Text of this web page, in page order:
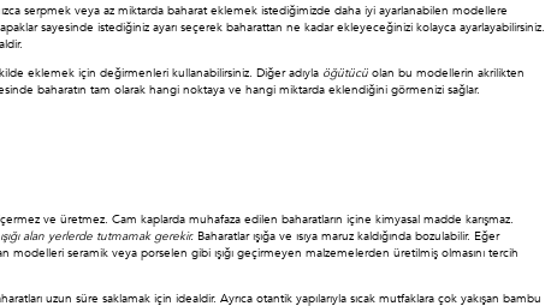
serpmek veya az miktarda baharat eklemek istediğimizde daha iyi ayarlanabilen modellere
sayesinde istediğiniz ayarı seçerek baharattan ne kadar ekleyeceğinizi kolayca ayarlayabilirsiniz.
eklemek için değirmenleri kullanabilirsiniz. Diğer adıyla öğütücü olan bu modellerin akrilikten
baharatın tam olarak hangi noktaya ve hangi miktarda eklendiğini görmenizi sağlar.
ve üretmez. Cam kaplarda muhafaza edilen baharatların içine kimyasal madde karışmaz.
alan yerlerde tutmamak gerekir. Baharatlar ışığa ve ısıya maruz kaldığında bozulabilir. Eğer
seramik veya porselen gibi ışığı geçirmeyen malzemelerden üretilmiş olmasını tercih
uzun süre saklamak için idealdir. Ayrıca otantik yapılarıyla sıcak mutfaklara çok yakışan bambu